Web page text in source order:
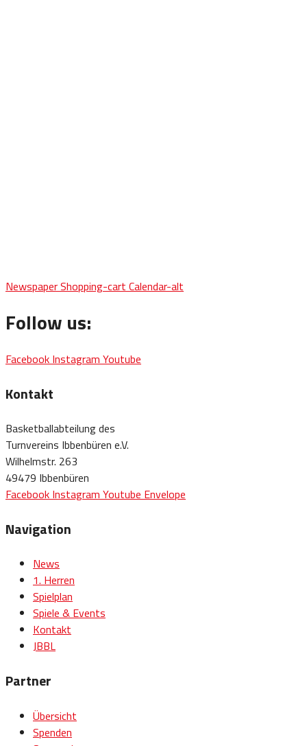
NewspaperShopping-cart Calendar-alt
Follow us:
Facebook Instagram Youtube
Kontakt
Basketballabteilung des
Turnvereins Ibbenbüren e.V.
Wilhelmstr. 263
49479 Ibbenbüren
Facebook Instagram Youtube Envelope
Navigation
News
1. Herren
Spielplan
Spiele & Events
Kontakt
JBBL
Partner
Übersicht
Spenden